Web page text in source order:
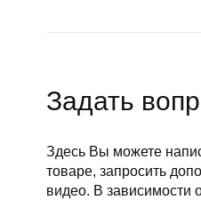
Задать
Здесь Вы можете
товаре, запросить
видео. В зависимости